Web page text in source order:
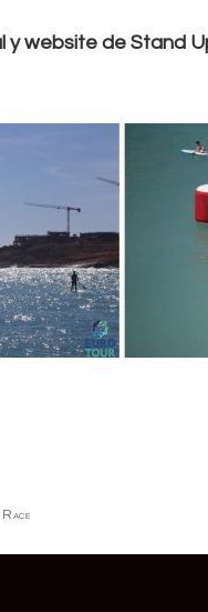
y website de Stand